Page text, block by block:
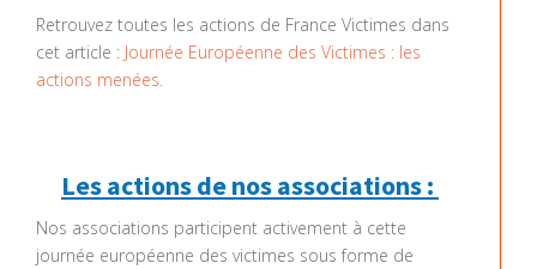
Retrouvez toutes les actions de France Victimes dans
cet article : Journée Européenne des Victimes : les
actions menées.
Les actions de nos associations :
Nos associations participent activement à cette
journée européenne des victimes sous forme de